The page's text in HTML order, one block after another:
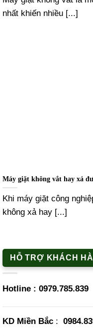
nhất khiến nhiều [...]
Máy giặt không vắt hay xả
Khi máy giặt công
không xả hay [...]
HỖ TRỢ KHÁCH
Hotline : 0979.785.839
KD Miền Bắc :